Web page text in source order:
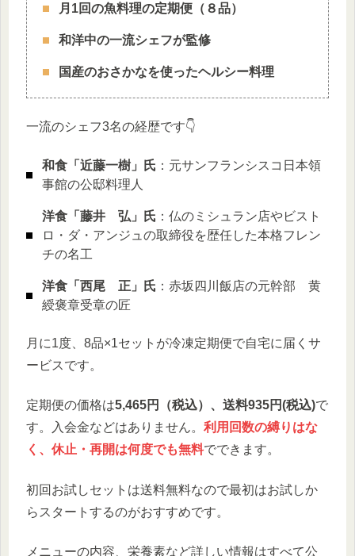
月1回の魚料理の定期便（８品）
和洋中の一流シェフが監修
国産のおさかなを使ったヘルシー料理
一流のシェフ3名の経歴です👇
和食「近藤一樹」氏 ：元サンフランシスコ日本領
事館の公邸料理人
洋食「藤井 弘」氏 ：仏のミシュラン店やビスト
ロ・ダ・アンジュの取締役を歴任した本格フレン
チの名工
洋食「西尾 正」氏 ：赤坂四川飯店の元幹部 黄
綬褒章受章の匠
月に1度、8品×1セットが冷凍定期便で自宅に届くサ
ービスです。
定期便の価格は5,465円（税込）、送料935円(税込)で
す。入会金などはありません。 利用回数の縛りはな
く、休止・再開は何度でも無料でできます。
初回お試しセットは送料無料なので最初はお試しか
らスタートするのがおすすめです。
メニューの内容、栄養素など詳しい情報はすべて公